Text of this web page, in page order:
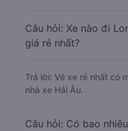
Câu hỏi: Xe nào đi
giá rẻ nhất?
Trả lời: Vé xe rẻ nhất có
nhà xe Hải Âu.
Câu hỏi: Có bao